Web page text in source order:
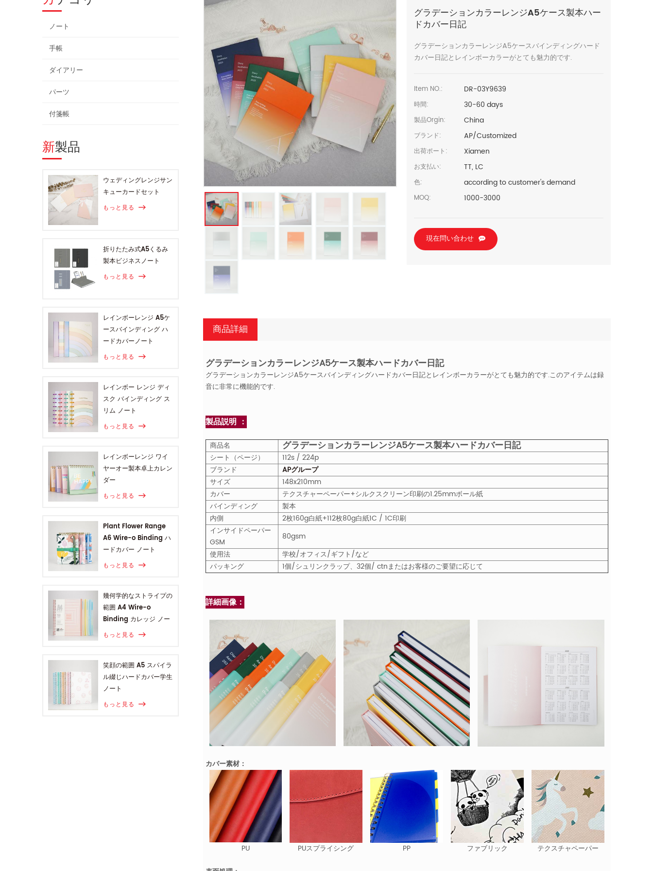
ノート
手帳
ダイアリー
パーツ
付箋帳
新製品
ウェディングレンジサン
キューカードセット
もっと見る
折りたたみ式A5くるみ
製本ビジネスノート
もっと見る
レインボーレンジ A5ケ
ースバインディング ハ
ードカバーノート
もっと見る
レインボー レンジ ディ
スク バインディング ス
リム ノート
もっと見る
レインボーレンジ ワイ
ヤーオー製本卓上カレン
ダー
もっと見る
Plant Flower Range
A6 Wire-o Binding ハ
ードカバー ノート
もっと見る
幾何学的なストライプの
範囲 A4 Wire-o
Binding カレッジ ノー
ト
もっと見る
笑顔の範囲 A5 スパイラ
ル綴じハードカバー学生
ノート
もっと見る
グラデーションカラーレンジA5ケース製本ハー
ドカバー日記
グラデーションカラーレンジA5ケースバインディングハード
カバー日記とレインボーカラーがとても魅力的です.
Item NO.: DR-03Y9639
時間: 30-60 days
製品Orgin: China
ブランド: AP/Customized
出荷ポート: Xiamen
お支払い: TT, LC
色: according to customer's demand
MOQ: 1000-3000
現在問い合わせ
商品詳細
グラデーションカラーレンジA5ケース製本ハードカバー日記
グラデーションカラーレンジA5ケースバインディングハードカバー日記とレインボーカラーがとても魅力的です.このアイテムは録
音に非常に機能的です.
製品説明 ：
商品名 グラデーションカラーレンジA5ケース製本ハードカバー日記
シート（ページ）
112s / 224p
ブランド
APグループ
サイズ
148x210mm
カバー
テクスチャーペーパー+シルクスクリーン印刷の1.25mmボール紙
バインディング
製本
内側
2枚160g白紙+112枚80g白紙1C / 1C印刷
インサイドペーパー
GSM
80gsm
使用法
学校/オフィス/ギフト/など
パッキング
1個/シュリンクラップ、32個/ ctnまたはお客様のご要望に応じて
詳細画像：
カバー素材：
PU PUスプライシング PP ファブリック テクスチャペーパー